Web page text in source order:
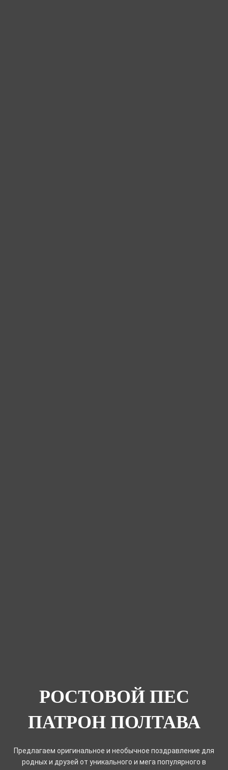
РОСТОВОЙ ПЕС
ПАТРОН ПОЛТАВА
Предлагаем оригинальное и необычное поздравление для
родных и друзей от уникального и мега популярного в